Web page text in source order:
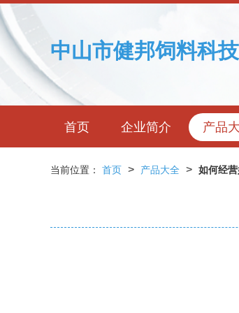
中山市健邦饲料科
首页 企业简介 产品
当前位置： 首页 > 产品大全 > 如何经